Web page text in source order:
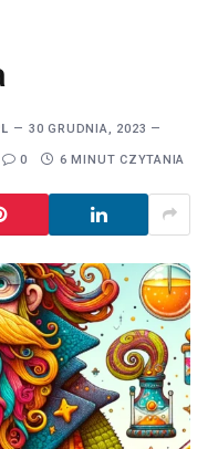
30 GRUDNIA, 2023
0 6 MINUT CZYTANIA